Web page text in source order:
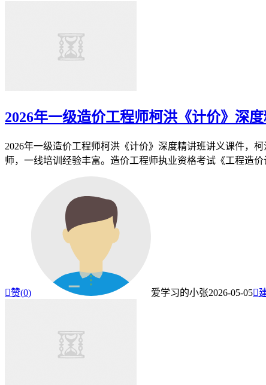
2026年一级造价工程师柯洪《计价》深
2026年一级造价工程师柯洪《计价》深度精讲班讲义课件，
师，一线培训经验丰富。造价工程师执业资格考试《工程造价
赞(0) 爱学习的小张2026-05-05